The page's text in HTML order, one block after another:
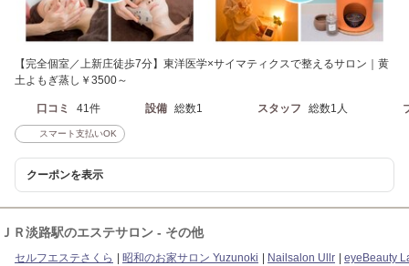
【完全個室／上新庄徒歩7分】東洋医学×サイマティクスで整えるサロン｜黄
土よもぎ蒸し￥3500～
口コミ 41件 設備 総数1 スタッフ 総数1人
スマート支払いOK
クーポンを表示
ＪＲ淡路駅のエステサロン - その他
セルフエステさくら 昭和のお家サロン Yuzunoki Nailsalon Ullr eyeBeauty